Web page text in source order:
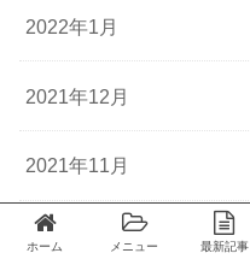
2022年1月
2021年12月
2021年11月
2021年10月
ホーム メニュー 最新記事
Twitter